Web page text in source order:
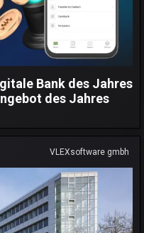
Bank des Jahres
des Jahres
VLEXsoftware gmbh